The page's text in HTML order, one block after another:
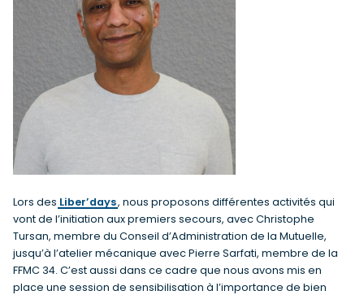
Lors des Liber’days, nous proposons différentes activités qui
vont de l’initiation aux premiers secours, avec Christophe
Tursan, membre du Conseil d’Administration de la Mutuelle,
jusqu’à l’atelier mécanique avec Pierre Sarfati, membre de la
FFMC 34. C’est aussi dans ce cadre que nous avons mis en
place une session de sensibilisation à l’importance de bien